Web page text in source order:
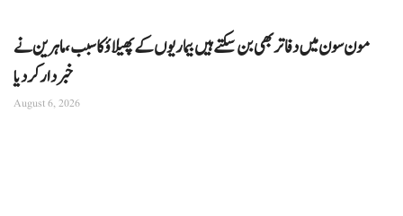
مون سون میں دفاتر بھی بن سکتے ہیں بیماریوں کے پھیلاؤ کا سبب، ماہرین نے
خبردار کر دیا
August 6, 2026